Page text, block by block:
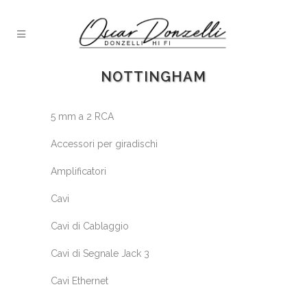
NOTTINGHAM
5 mm a 2 RCA
Accessori per giradischi
Amplificatori
Cavi
Cavi di Cablaggio
Cavi di Segnale Jack 3
Cavi Ethernet